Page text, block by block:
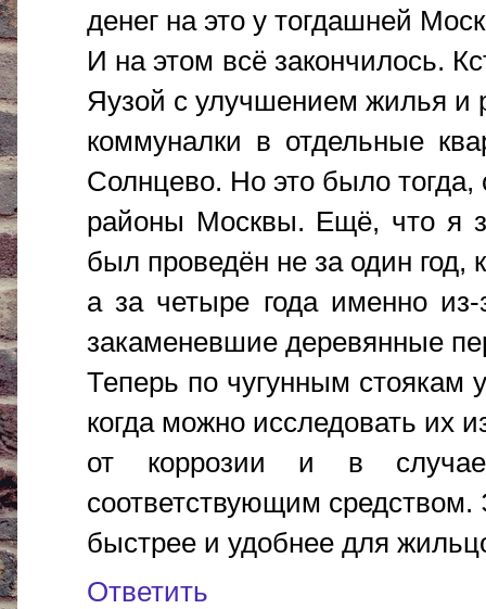
денег на это у тогдашней
И на этом всё закончилось.
Яузой с улучшением жилья и
коммуналки в отдельные
Солнцево. Но это было тогда,
районы Москвы. Ещё, что я
был проведён не за один год,
а за четыре года именно
закаменевшие деревянные
Теперь по чугунным стоякам
когда можно исследовать их
от коррозии и в случае
соответствующим средством.
быстрее и удобнее для
Ответить